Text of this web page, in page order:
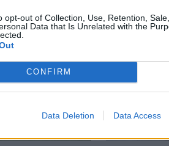
opt-out of Collection, Use, Retention,
Data that Is Unrelated with the
CONFIRM
Data Deletion Data Access